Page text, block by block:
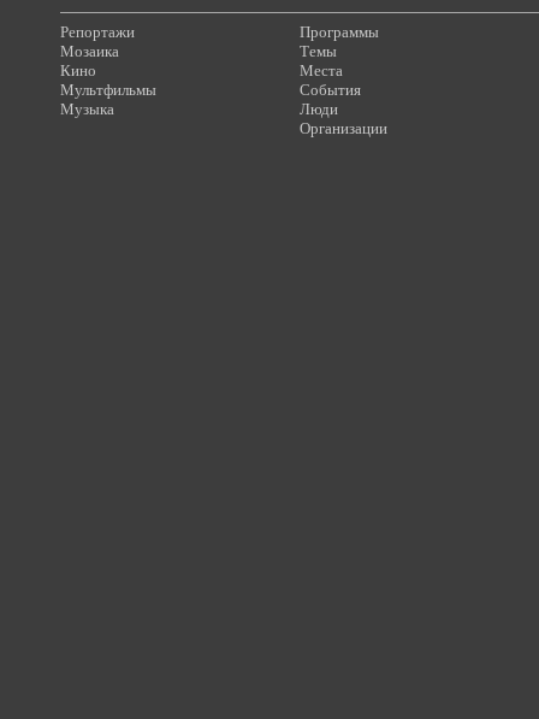
Репортажи
Мозаика
Кино
Мультфильмы
Музыка
Программы
Темы
Места
События
Люди
Организации